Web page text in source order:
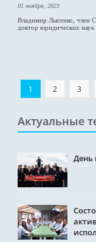
01 ноября, 2023
Владимир Лысенко, член
доктор юридических наук
1 2 3
Актуальные
День